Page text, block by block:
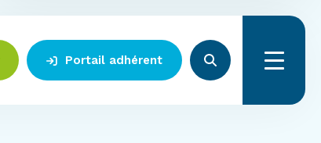
Portail adhérent